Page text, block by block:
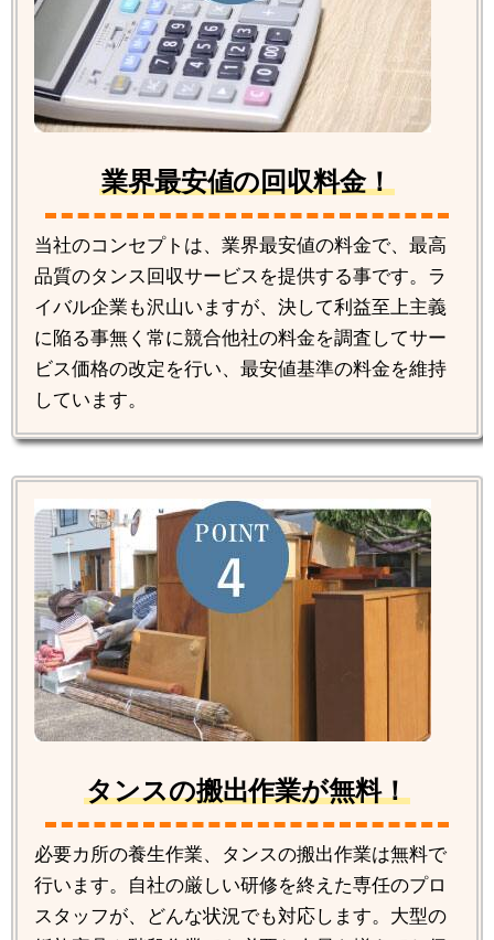
業界最安値の回収料金！
当社のコンセプトは、業界最安値の料金で、最高
品質のタンス回収サービスを提供する事です。ラ
イバル企業も沢山いますが、決して利益至上主義
に陥る事無く常に競合他社の料金を調査してサー
ビス価格の改定を行い、最安値基準の料金を維持
しています。
タンスの搬出作業が無料！
必要カ所の養生作業、タンスの搬出作業は無料で
行います。自社の厳しい研修を終えた専任のプロ
スタッフが、どんな状況でも対応します。大型の